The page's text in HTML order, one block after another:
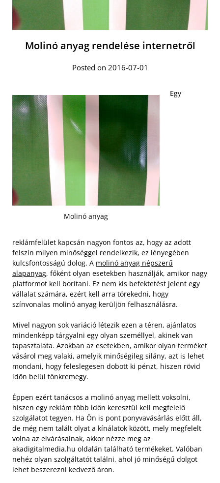
Molinó anyag rendelése internetről
Posted on 2016-07-01
Molinó anyag
Egy
reklámfelület kapcsán nagyon fontos az, hogy az adott
felszín milyen minőséggel rendelkezik, ez lényegében
kulcsfontosságú dolog. A molinó anyag népszerű
alapanyag, főként olyan esetekben használják, amikor nagy
platformot kell borítani. Ez nem kis befektetést jelent egy
vállalat számára, ezért kell arra törekedni, hogy
színvonalas molinó anyag kerüljön felhasználásra.
Mivel nagyon sok variáció létezik ezen a téren, ajánlatos
mindenképp tárgyalni egy olyan személlyel, akinek van
tapasztalata. Azokban az esetekben, amikor olyan terméket
vásárol meg valaki, amelyik minőségileg silány, azt is lehet
mondani, hogy feleslegesen dobott ki pénzt, hiszen rövid
időn belül tönkremegy.
Éppen ezért tanácsos a molinó anyag mellett voksolni,
hiszen egy reklám több időn keresztül kell megfelelő
szolgálatot tegyen. Ha Ön is pont ponyvavásárlás előtt áll,
de még nem talált olyat a kínálatok között, mely megfelelt
volna az elvárásainak, akkor nézze meg az
akadigitalmedia.hu oldalán található termékeket. Valóban
nehéz olyan szolgáltatót találni, ahol jó minőségű dolgot
lehet beszerezni kedvező áron.